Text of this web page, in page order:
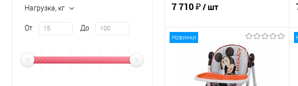
Нагрузка, кг
От До
7 710 ₽/ шт
В корзину
Купить в 1 клик
К сравнению
Новинки